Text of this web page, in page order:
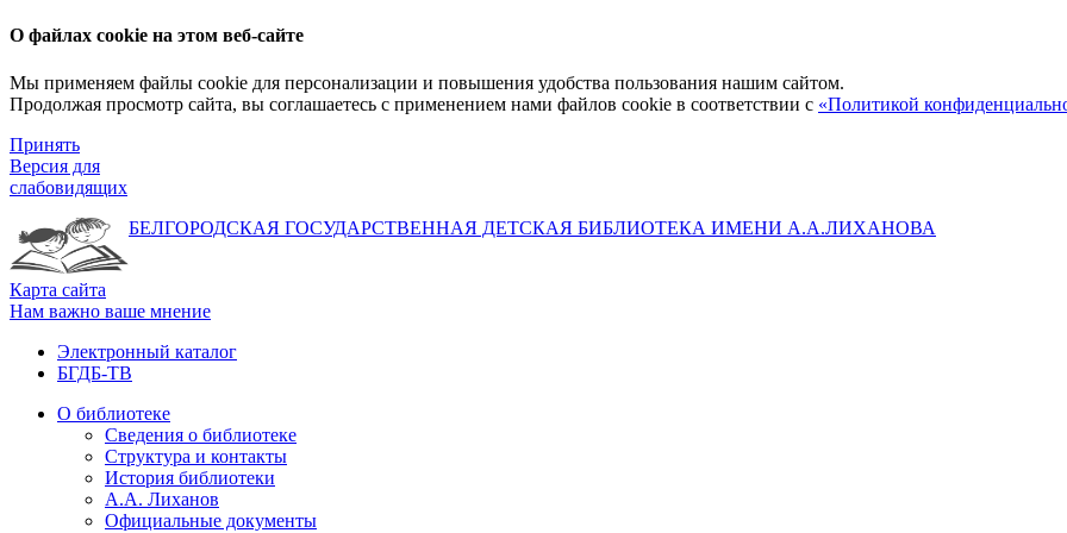
О файлах cookie на этом веб-сайте
Мы применяем файлы cookie для персонализации и повышения удобства пользования нашим сайтом.
Продолжая просмотр сайта, вы соглашаетесь с применением нами файлов cookie в соответствии с «Политикой
Принять
Версия для
слабовидящих
БЕЛГОРОДСКАЯ ГОСУДАРСТВЕННАЯ ДЕТСКАЯ БИБЛИОТЕКА ИМЕНИ А.А.ЛИХАНОВА
Карта сайта
Нам важно ваше мнение
Электронный каталог
БГДБ-ТВ
О библиотеке
Сведения о библиотеке
Структура и контакты
История библиотеки
А.А. Лиханов
Официальные документы